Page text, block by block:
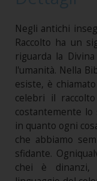
Negli antichi
Raccolto ha un
riguarda la
l'umanità. Nella
esiste, è
celebri il
costantemente
in quanto ogni
che abbiamo
sfidante.
chei è dinanzi,